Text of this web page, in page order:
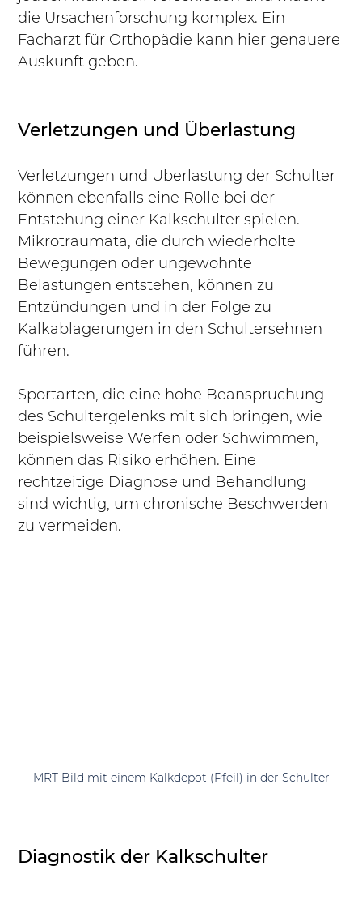
die Ursachenforschung komplex. Ein
Facharzt für Orthopädie kann hier genauere
Auskunft geben.
Verletzungen und Überlastung
Verletzungen und Überlastung der Schulter
können ebenfalls eine Rolle bei der
Entstehung einer Kalkschulter spielen.
Mikrotraumata, die durch wiederholte
Bewegungen oder ungewohnte
Belastungen entstehen, können zu
Entzündungen und in der Folge zu
Kalkablagerungen in den Schultersehnen
führen.
Sportarten, die eine hohe Beanspruchung
des Schultergelenks mit sich bringen, wie
beispielsweise Werfen oder Schwimmen,
können das Risiko erhöhen. Eine
rechtzeitige Diagnose und Behandlung
sind wichtig, um chronische Beschwerden
zu vermeiden.
MRT Bild mit einem Kalkdepot (Pfeil) in der Schulter
Diagnostik der Kalkschulter